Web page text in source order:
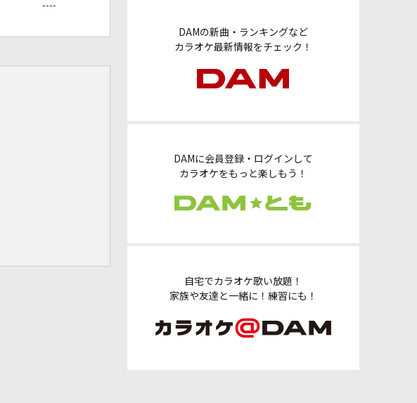
DAMの新曲・ランキングなど
カラオケ最新情報をチェック！
DAMに会員登録・ログインして
カラオケをもっと楽しもう！
自宅でカラオケ歌い放題！
家族や友達と一緒に！練習にも！
----